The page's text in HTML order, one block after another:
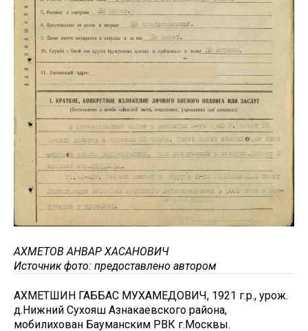
АХМЕТОВ АНВАР ХАСАНОВИЧ
Источник фото: предоставлено автором
АХМЕТШИН ГАББАС МУХАМЕДОВИЧ, 1921 г.р., урож.
д.Нижний Сухояш Азнакаевского района,
мобилихован Бауманским РВК г.Москвы.